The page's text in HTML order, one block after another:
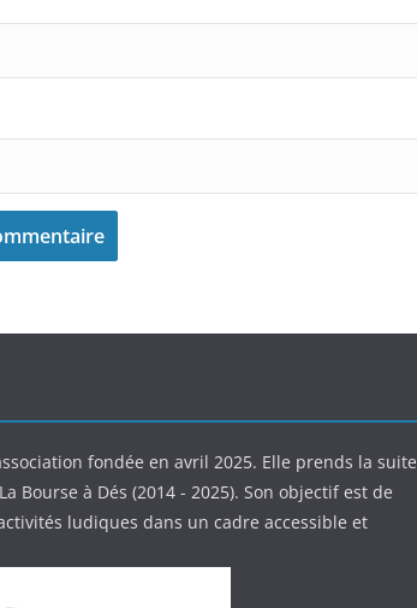
fondée en avril 2025. Elle prends la suite
Bourse à Dés (2014 - 2025). Son objectif est de
ludiques dans un cadre accessible et